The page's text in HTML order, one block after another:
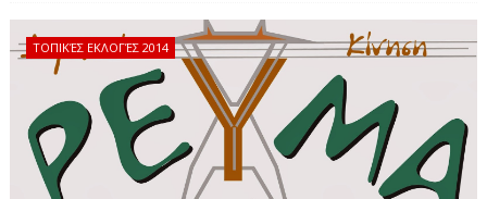
ΤΟΠΙΚΈΣ ΕΚΛΟΓΈΣ 2014